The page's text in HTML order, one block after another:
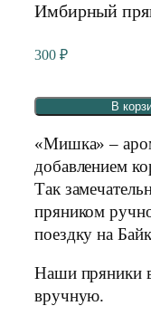
Имбирный
300 ₽
В
«Мишка» –
добавлением
Так
пряником
поездку на
Наши пряники
вручную.